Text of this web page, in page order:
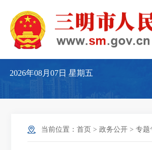
2026年08月07日星期五
当前位置： 首页 > 政务公开 > 专题